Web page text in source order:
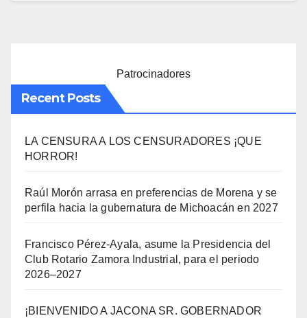
Patrocinadores
Recent Posts
LA CENSURA A LOS CENSURADORES ¡QUE
HORROR!
Raúl Morón arrasa en preferencias de Morena y se
perfila hacia la gubernatura de Michoacán en 2027
Francisco Pérez-Ayala, asume la Presidencia del
Club Rotario Zamora Industrial, para el periodo
2026–2027
¡BIENVENIDO A JACONA SR. GOBERNADOR